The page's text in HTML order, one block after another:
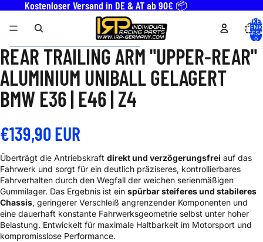
Kostenloser Versand in DE & AT ab 90€ 📦
0
Zu Produktinformationen springen
BILD
IM
VOLLBILDMODUS
ÖFFNEN
BILD
IM
VOLLBILDMODUS
ÖFFNEN
BILD
IM
VOLLBILDMODUS
ÖFFNEN
REAR TRAILING ARM "UPPER-REAR"
ALUMINIUM UNIBALL GELAGERT
BMW E36 | E46 | Z4
€139,90 EUR
Überträgt die Antriebskraft direkt und verzögerungsfrei auf das
Fahrwerk und sorgt für ein deutlich präziseres, kontrollierbares
Fahrverhalten durch den Wegfall der weichen serienmäßigen
Gummilager. Das Ergebnis ist ein spürbar steiferes und stabileres
Chassis, geringerer Verschleiß angrenzender Komponenten und
eine dauerhaft konstante Fahrwerksgeometrie selbst unter hoher
Belastung. Entwickelt für maximale Haltbarkeit im Motorsport und
kompromisslose Performance.